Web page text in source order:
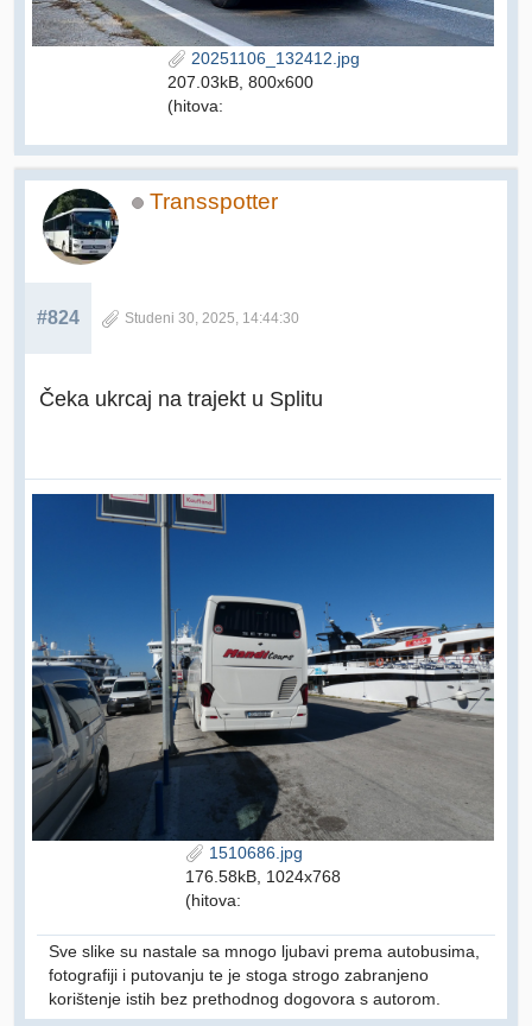
20251106_132412.jpg
207.03kB, 800x600
(hitova:
Transspotter
#824 Studeni 30, 2025, 14:44:30
Čeka ukrcaj na trajekt u Splitu
1510686.jpg
176.58kB, 1024x768
(hitova:
Sve slike su nastale sa mnogo ljubavi prema autobusima,
fotografiji i putovanju te je stoga strogo zabranjeno
korištenje istih bez prethodnog dogovora s autorom.